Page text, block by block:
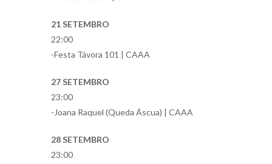
21 SETEMBRO
22:00
-Festa Távora 101 | CAAA
27 SETEMBRO
23:00
-Joana Raquel (Queda Áscua) | CAAA
28 SETEMBRO
23:00